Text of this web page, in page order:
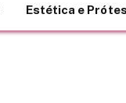
Estética e